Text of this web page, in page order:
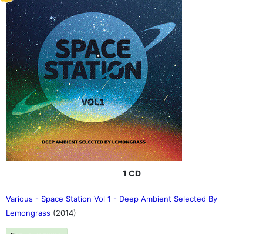
1 CD
Various - Space Station Vol 1 - Deep Ambient Selected By
Lemongrass (2014)